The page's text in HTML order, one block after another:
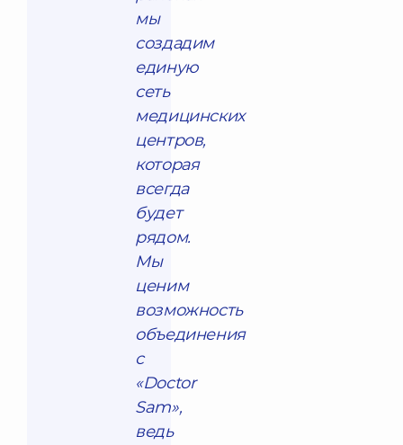
мы
создадим
единую
сеть
медицинских
центров,
которая
всегда
будет
рядом.
Мы
ценим
возможность
объединения
с
«Doctor
Sam»,
ведь